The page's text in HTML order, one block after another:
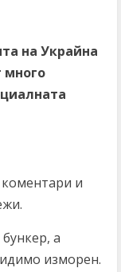
на Украйна
много
и
а
изморен.